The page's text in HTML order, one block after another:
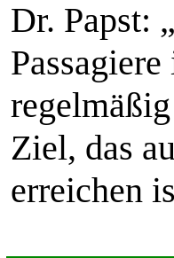
Dr. Papst:
Ziel, das
erreichen